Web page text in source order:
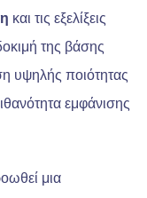
και τις εξελίξεις
της βάσης
υψηλής ποιότητας
εμφάνισης
μια